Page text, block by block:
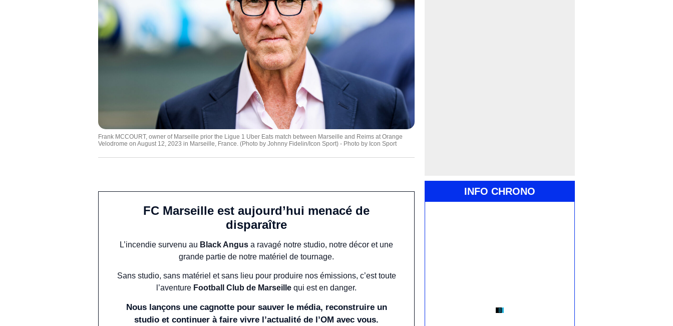
INFO CHRONO
Frank MCCOURT, owner of Marseille prior the Ligue 1 Uber Eats match between Marseille and Reims at Orange
Velodrome on August 12, 2023 in Marseille, France. (Photo by Johnny Fidelin/Icon Sport) - Photo by Icon Sport
FC Marseille est aujourd’hui menacé de
disparaître
L’incendie survenu au Black Angus a ravagé notre studio, notre décor et une
grande partie de notre matériel de tournage.
Sans studio, sans matériel et sans lieu pour produire nos émissions, c’est toute
l’aventure Football Club de Marseille qui est en danger.
Nous lançons une cagnotte pour sauver le média, reconstruire un
studio et continuer à faire vivre l’actualité de l’OM avec vous.